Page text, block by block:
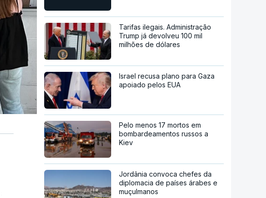
Tarifas ilegais. Administração
Trump já devolveu 100 mil
milhões de dólares
Israel recusa plano para Gaza
apoiado pelos EUA
Pelo menos 17 mortos em
bombardeamentos russos a
Kiev
Jordânia convoca chefes da
diplomacia de países árabes e
muçulmanos